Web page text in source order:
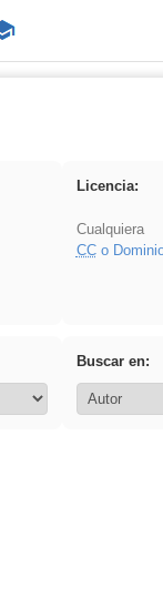
Licencia:
Cualquiera
CCo
Buscar en: